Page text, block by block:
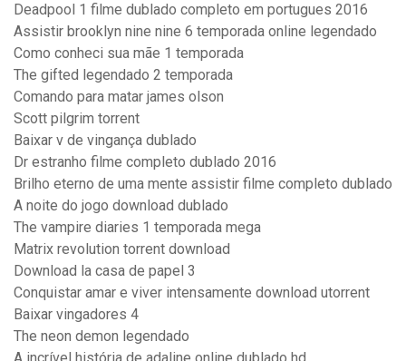
Deadpool 1 filme dublado completo em portugues 2016
Assistir brooklyn nine nine 6 temporada online legendado
Como conheci sua mãe 1 temporada
The gifted legendado 2 temporada
Comando para matar james olson
Scott pilgrim torrent
Baixar v de vingança dublado
Dr estranho filme completo dublado 2016
Brilho eterno de uma mente assistir filme completo dublado
A noite do jogo download dublado
The vampire diaries 1 temporada mega
Matrix revolution torrent download
Download la casa de papel 3
Conquistar amar e viver intensamente download utorrent
Baixar vingadores 4
The neon demon legendado